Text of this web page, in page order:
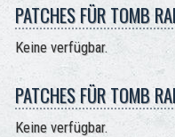
PATCHES FÜR TOMB
Keine verfügbar.
PATCHES FÜR TOMB
Keine verfügbar.